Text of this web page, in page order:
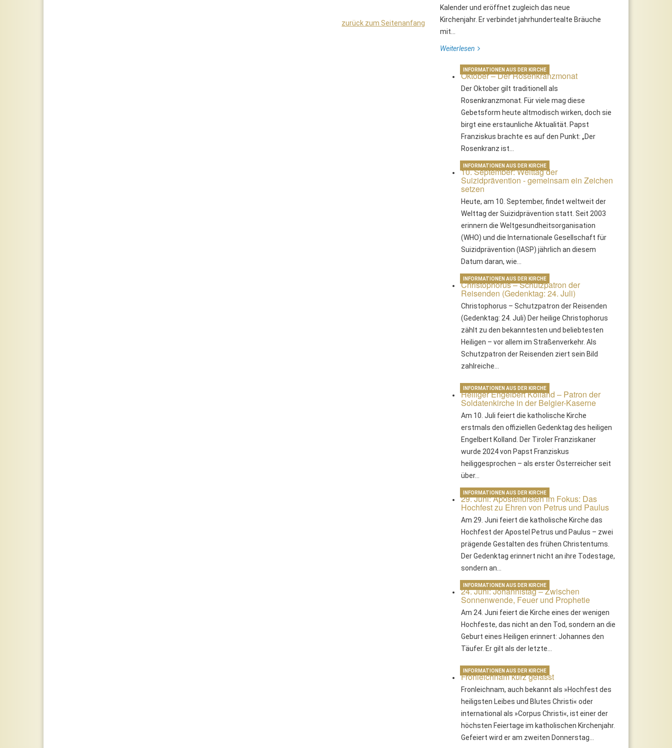
zurück zum Seitenanfang
Kalender und eröffnet zugleich das neue
Kirchenjahr. Er verbindet jahrhundertealte Bräuche
mit...
Weiterlesen
Oktober – Der Rosenkranzmonat
Der Oktober gilt traditionell als
Rosenkranzmonat. Für viele mag diese
Gebetsform heute altmodisch wirken, doch sie
birgt eine erstaunliche Aktualität. Papst
Franziskus brachte es auf den Punkt: „Der
Rosenkranz ist…
INFORMATIONEN AUS DER KIRCHE
10. September: Welttag der
Suizidprävention - gemeinsam ein Zeichen
setzen
Heute, am 10. September, findet weltweit der
Welttag der Suizidprävention statt. Seit 2003
erinnern die Weltgesundheitsorganisation
(WHO) und die Internationale Gesellschaft für
Suizidprävention (IASP) jährlich an diesem
Datum daran, wie…
INFORMATIONEN AUS DER KIRCHE
Christophorus – Schutzpatron der
Reisenden (Gedenktag: 24. Juli)
Christophorus – Schutzpatron der Reisenden
(Gedenktag: 24. Juli) Der heilige Christophorus
zählt zu den bekanntesten und beliebtesten
Heiligen – vor allem im Straßenverkehr. Als
Schutzpatron der Reisenden ziert sein Bild
zahlreiche…
INFORMATIONEN AUS DER KIRCHE
Heiliger Engelbert Kolland – Patron der
Soldatenkirche in der Belgier-Kaserne
Am 10. Juli feiert die katholische Kirche
erstmals den offiziellen Gedenktag des heiligen
Engelbert Kolland. Der Tiroler Franziskaner
wurde 2024 von Papst Franziskus
heiliggesprochen – als erster Österreicher seit
über…
INFORMATIONEN AUS DER KIRCHE
29. Juni: Apostelfürsten im Fokus: Das
Hochfest zu Ehren von Petrus und Paulus
Am 29. Juni feiert die katholische Kirche das
Hochfest der Apostel Petrus und Paulus – zwei
prägende Gestalten des frühen Christentums.
Der Gedenktag erinnert nicht an ihre Todestage,
sondern an…
INFORMATIONEN AUS DER KIRCHE
24. Juni: Johannistag – Zwischen
Sonnenwende, Feuer und Prophetie
Am 24. Juni feiert die Kirche eines der wenigen
Hochfeste, das nicht an den Tod, sondern an die
Geburt eines Heiligen erinnert: Johannes den
Täufer. Er gilt als der letzte…
INFORMATIONEN AUS DER KIRCHE
Fronleichnam kurz gefasst
Fronleichnam, auch bekannt als »Hochfest des
heiligsten Leibes und Blutes Christi« oder
international als »Corpus Christi«, ist einer der
höchsten Feiertage im katholischen Kirchenjahr.
Gefeiert wird er am zweiten Donnerstag…
INFORMATIONEN AUS DER KIRCHE